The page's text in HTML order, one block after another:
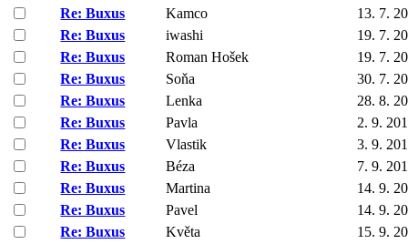
Re: Buxus
Kamco
13. 7.
Re: Buxus
iwashi
19. 7.
Re: Buxus
Roman Hošek
19. 7.
Re: Buxus
Soňa
30. 7.
Re: Buxus
Lenka
28. 8.
Re: Buxus
Pavla
2. 9.
Re: Buxus
Vlastik
3. 9.
Re: Buxus
Béza
7. 9.
Re: Buxus
Martina
14. 9.
Re: Buxus
Pavel
14. 9.
Re: Buxus
Květa
15. 9.